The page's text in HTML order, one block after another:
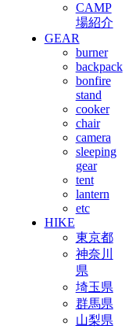
CAMP
場紹介
GEAR
burner
backpack
bonfire
stand
cooker
chair
camera
sleeping
gear
tent
lantern
etc
HIKE
東京都
神奈川
県
埼玉県
群馬県
山梨県